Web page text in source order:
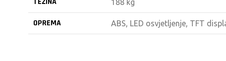
188 kg
OPREMA ABS, LED osvjetljenje, TFT